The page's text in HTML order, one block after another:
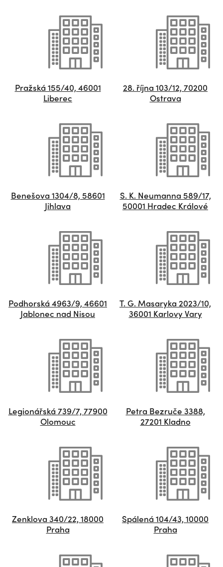
Pražská 155/40, 46001
Liberec
28. října 103/12, 70200
Ostrava
Benešova 1304/8, 58601
Jihlava
S. K. Neumanna 589/17,
50001 Hradec Králové
Podhorská 4963/9, 46601
Jablonec nad Nisou
T. G. Masaryka 2023/10,
36001 Karlovy Vary
Legionářská 739/7, 77900
Olomouc
Petra Bezruče 3388,
27201 Kladno
Zenklova 340/22, 18000
Praha
Spálená 104/43, 10000
Praha